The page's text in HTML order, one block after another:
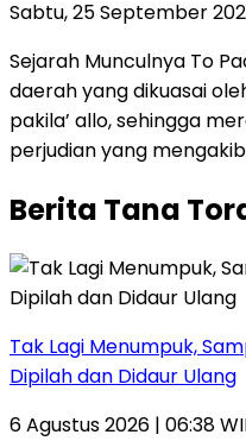
Sabtu, 25 September 2021
Sejarah Munculnya To
daerah yang dikuasai
pakila’ allo, sehingga
perjudian yang
Berita Tana
Tak Lagi Menumpuk,
Dipilah dan Didaur Ulang
6 Agustus 2026 | 06:38